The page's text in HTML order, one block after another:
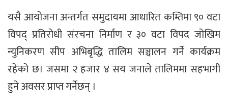
यसै आयोजना अन्तर्गत समुदायमा आधारित कम्तिमा ९० वटा
विपद् प्रतिरोधी संरचना निर्माण र ३० वटा विपद जोखिम
न्युनिकरण सीप अभिबृद्धि तालिम सञ्चालन गर्ने कार्यक्रम
रहेको छ। जसमा २ हजार ४ सय जनाले तालिममा सहभागी
हुने अवसर प्राप्त गर्नेछन् ।